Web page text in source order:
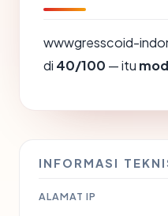
wwwgresscoid-
di 40/100 — itu
INFORMASI
ALAMAT IP